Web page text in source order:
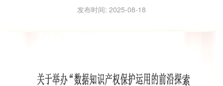
发布时间: 2025-08-18